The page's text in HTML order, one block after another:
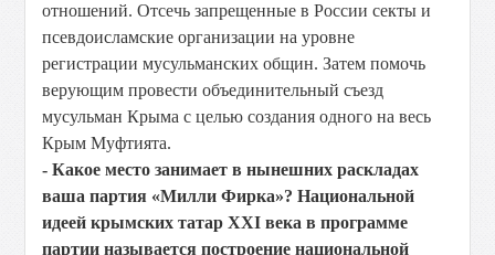
отношений. Отсечь запрещенные в России секты и
псевдоисламские организации на уровне
регистрации мусульманских общин. Затем помочь
верующим провести объединительный съезд
мусульман Крыма с целью создания одного на весь
Крым Муфтията.
- Какое место занимает в нынешних раскладах
ваша партия «Милли Фирка»? Национальной
идеей крымских татарXXI века в программе
партии называется построение национальной